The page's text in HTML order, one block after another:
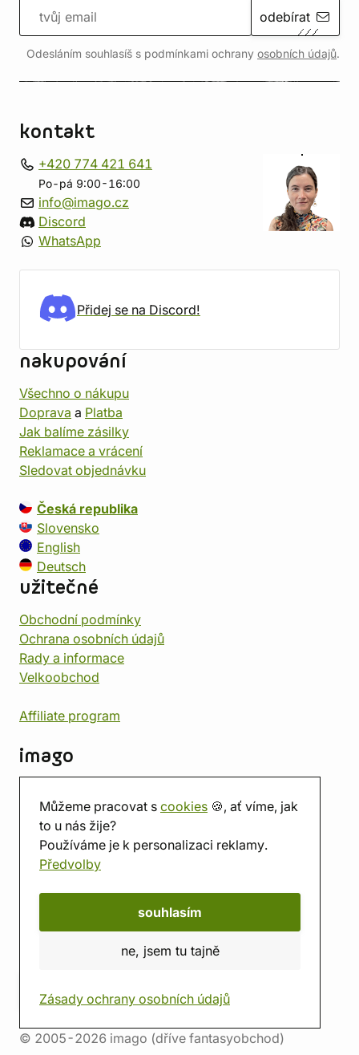
Můžeme pracovat s cookies 🍪, ať víme, jak
to u nás žije?
Používáme je k personalizaci reklamy.
Předvolby
souhlasím
ne, jsem tu tajně
Zásady ochrany osobních údajů
odebírat
Odesláním souhlasíš s podmínkami ochrany osobních údajů.
kontakt
+420 774 421 641
Po-pá 9:00-16:00
info@imago.cz
Discord
WhatsApp
Přidej se na Discord!
nakupování
Všechno o nákupu
Doprava a Platba
Jak balíme zásilky
Reklamace a vrácení
Sledovat objednávku
Česká republika
Slovensko
English
Deutsch
užitečné
Obchodní podmínky
Ochrana osobních údajů
Rady a informace
Velkoobchod
Affiliate program
imago
Prodejna
Herna
O nás
Hodnocení obchodu
© 2005-2026 imago (dříve fantasyobchod)